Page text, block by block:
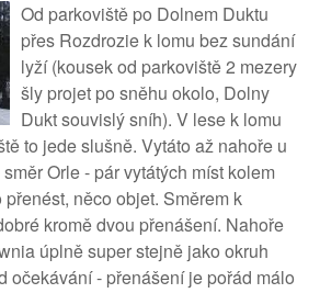
Od parkoviště po Dolnem Duktu
přes Rozdrozie k lomu bez sundání
lyží (kousek od parkoviště 2 mezery
šly projet po sněhu okolo, Dolny
Dukt souvislý sníh). V lese k lomu
to jede slušně. Vytáto až nahoře u
Orle - pár vytátých míst kolem
něco objet. Směrem k
kromě dvou přenášení. Nahoře
úplně super stejně jako okruh
očekávání - přenášení je pořád málo